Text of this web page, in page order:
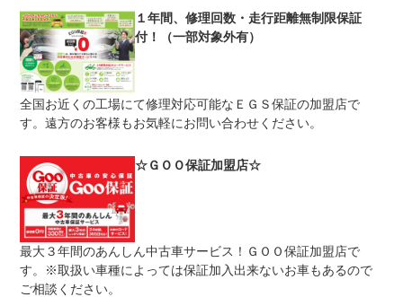
１年間、修理回数・走行距離無制限保証
付！（一部対象外有）
全国お近くの工場にて修理対応可能なＥＧＳ保証の加盟店で
す。遠方のお客様もお気軽にお問い合わせください。
☆ＧＯＯ保証加盟店☆
最大３年間のあんしん中古車サービス！ＧＯＯ保証加盟店で
す。※取扱い車種によっては保証加入出来ないお車もあるので
ご相談ください。